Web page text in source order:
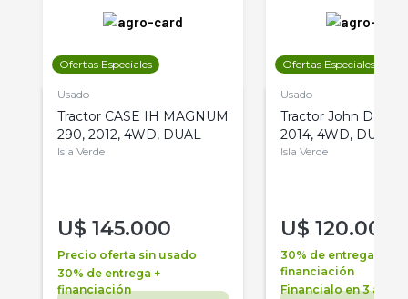
Ofertas Especiales
Usado
Tractor CASE IH MAGNUM
290, 2012, 4WD, DUAL
Isla Verde
U$ 145.000
Precio oferta sin usado
30% de entrega +
financiación
Ofertas Especiales
Usado
Tractor John Deere
2014, 4WD, DUAL
Isla Verde
U$ 120.000
30% de entrega +
financiación
Financialo en 3 años